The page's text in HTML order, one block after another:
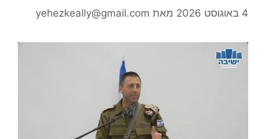
4 באוגוסט 2026 מאת yehezkeally@gmail.com